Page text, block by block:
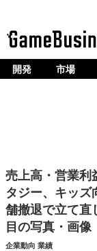
ホーム
企業動向
人材育成
産業政策
開発 市場
売上高・営業利
タジー、キッ
舗撤退で立て直
目の写真・画像
企業動向 業績